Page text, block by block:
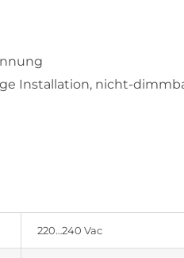
Installation, nicht-
220…240 Vac